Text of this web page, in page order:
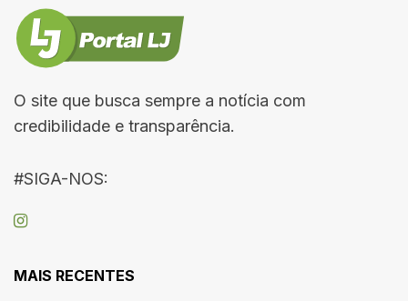
O site que busca sempre a notícia com
credibilidade e transparência.
#SIGA-NOS:
MAIS RECENTES